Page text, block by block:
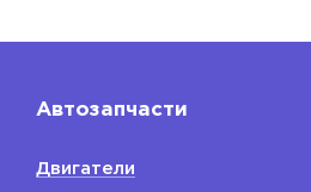
Автозапчасти
Двигатели